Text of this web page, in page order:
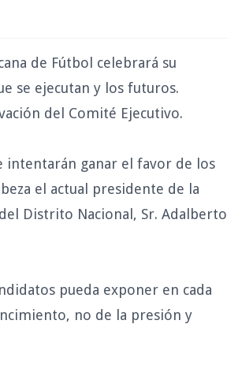
de Fútbol celebrará su
se ejecutan y los futuros.
del Comité Ejecutivo.
intentarán ganar el favor de los
el actual presidente de la
Distrito Nacional, Sr. Adalberto
pueda exponer en cada
no de la presión y